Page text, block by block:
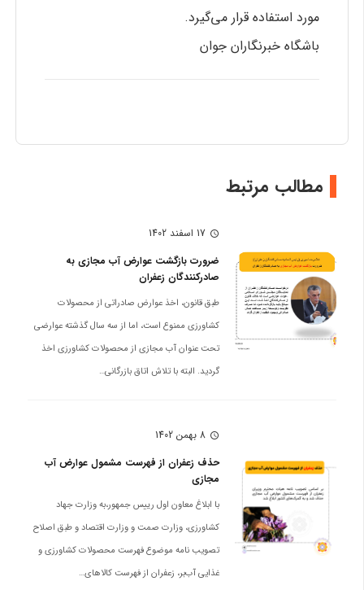
مورد استفاده قرار می‌گیرد.
باشگاه خبرنگاران جوان
مطالب مرتبط
schedule 17 اسفند 1402
ضرورت بازگشت عوارض آب مجازی به
صادرکنندگان زعفران
طبق قانون، اخذ عوارض صادراتی از محصولات
کشاورزی ممنوع است، اما از سه سال گذشته عوارضی
تحت عنوان آب مجازی از محصولات کشاورزی اخذ
گردید. البته با تلاش اتاق بازرگانی…
schedule 8 بهمن 1402
حذف زعفران از فهرست مشمول عوارض آب
مجازی
با ابلاغ معاون اول رییس جمهور،به وزارت جهاد
کشاورزی، وزارت صمت و وزارت اقتصاد و طبق اصلاح
تصویب نامه موضوع فهرست محصولات کشاورزی و
غذایی آب‌بر، زعفران از فهرست کالاهای…